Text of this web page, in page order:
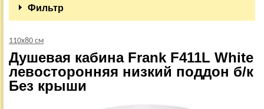
Фильтр
110х80 см
Душевая кабина Frank F411L White
левосторонняя низкий поддон б/к
Без крыши